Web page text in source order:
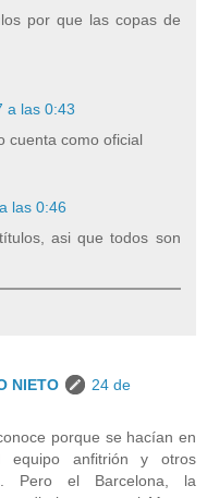
por que las copas de
a las 0:43
cuenta como oficial
las 0:46
asi que todos son
NIETO
24 de
porque se hacían en
equipo anfitrión y otros
Pero el Barcelona, la